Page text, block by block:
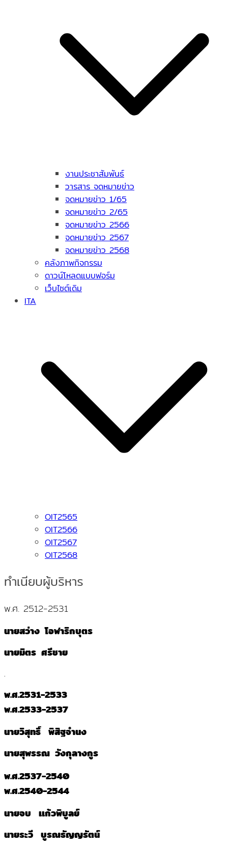
งานประชาสัมพันธ์
วารสาร จดหมายข่าว
จดหมายข่าว 1/65
จดหมายข่าว 2/65
จดหมายข่าว 2566
จดหมายข่าว 2567
จดหมายข่าว 2568
คลังภาพกิจกรรม
ดาวน์โหลดแบบฟอร์ม
เว็บไซต์เดิม
ITA
OIT2565
OIT2566
OIT2567
OIT2568
ทำเนียบผู้บริหาร
พ.ศ. 2512-2531
นายสว่าง โอฬาริกบุตร
นายมิตร ศรีชาย
.
พ.ศ.2531-2533
พ.ศ.2533-2537
นายวิสุทธิ์ พิสิฐจำนง
นายสุพรรณ วังกุลางกูร
พ.ศ.2537-2540
พ.ศ.2540-2544
นายจบ เเก้วพิบูลย์
นายระวี บูรณธัญญรัตน์